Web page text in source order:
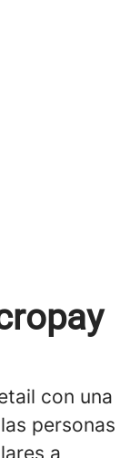
con una
personas
a